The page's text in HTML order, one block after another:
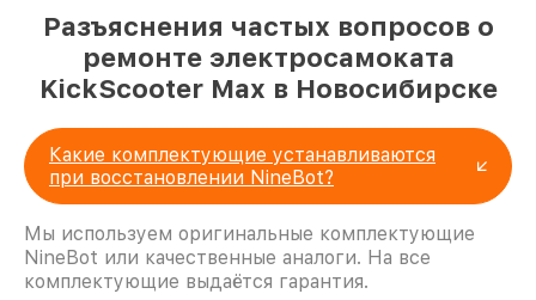
Разъяснения частых вопросов о
ремонте электросамоката
KickScooter Max в Новосибирске
Какие комплектующие устанавливаются
при восстановлении NineBot?
Мы используем оригинальные комплектующие
NineBot или качественные аналоги. На все
комплектующие выдаётся гарантия.